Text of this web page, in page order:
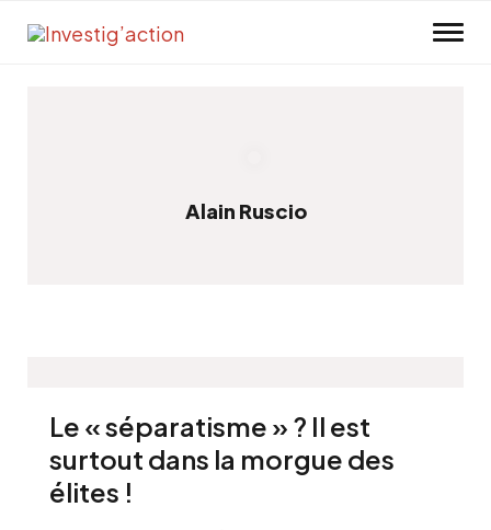
Alain Ruscio
Le « séparatisme » ? Il est
surtout dans la morgue des
élites !